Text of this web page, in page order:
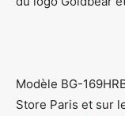
Modèle BG-
Store Paris et sur